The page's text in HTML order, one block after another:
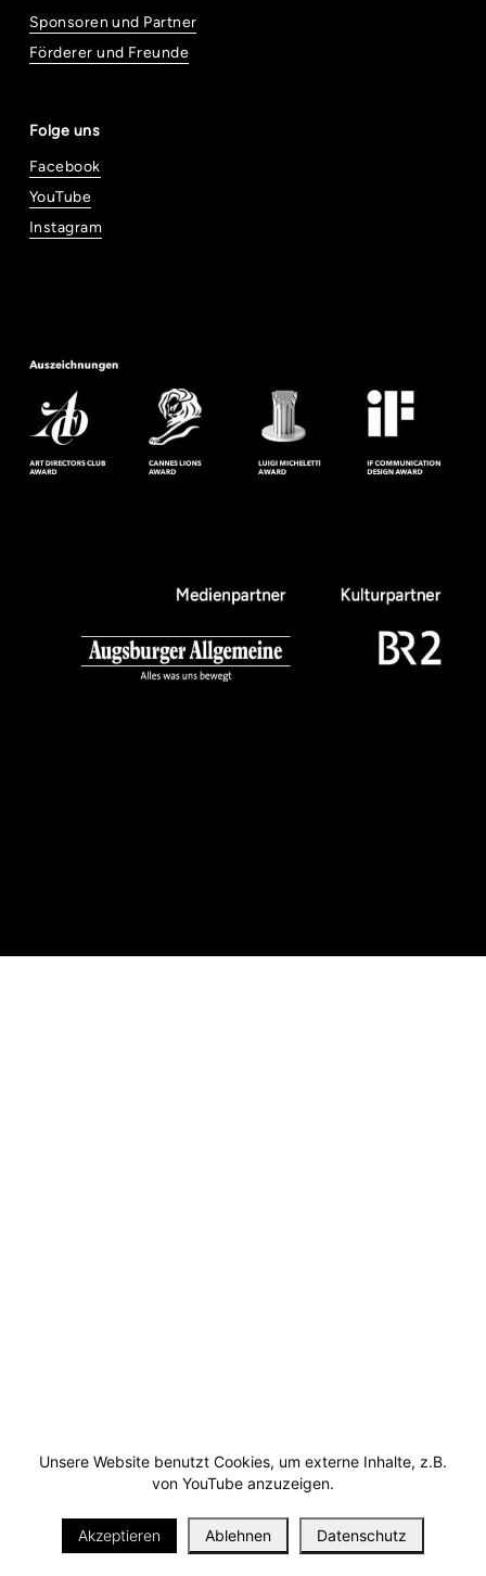
i
Unsere Website benutzt Cookies, um externe Inhalte, z.B.
von YouTube anzuzeigen.
Akzeptieren Ablehnen Datenschutz
Sponsoren und Partner
Förderer und Freunde
Folge uns
Facebook
YouTube
Instagram